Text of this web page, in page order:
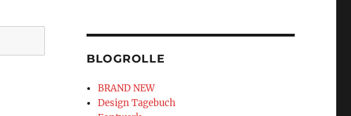
BLOGROLLE
BRAND NEW
Design Tagebuch